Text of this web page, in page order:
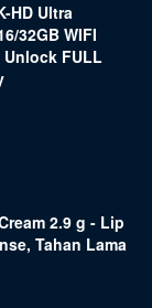
HD Ultra
32GB WIFI
Unlock FULL
2.9 g - Lip
Tahan Lama